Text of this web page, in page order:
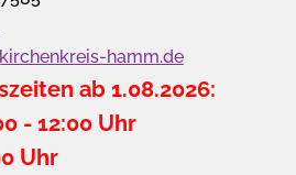
hamm.de
ab 1.08.2026:
- 12:00 Uhr
Uhr